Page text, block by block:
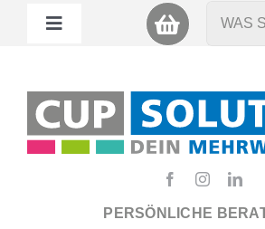
PERSÖNLICHE
Toggle
Miet Cup
Suche